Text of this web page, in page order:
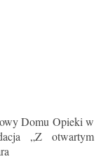
Domu Opieki w
„Z otwartym